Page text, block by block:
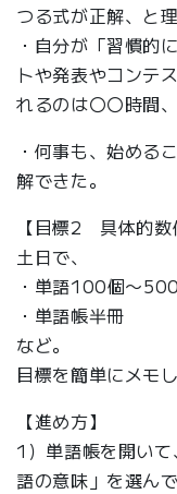
つる式が正解、と
・自分が「習慣的
トや発表やコンテ
れるのは〇〇時間
・何事も、始める
解できた。
【目標2 具体的数
土日で、
・単語100個〜
・単語帳半冊
など。
目標を簡単にメモし
【進め方】
1）単語帳を開い
語の意味」を選ん